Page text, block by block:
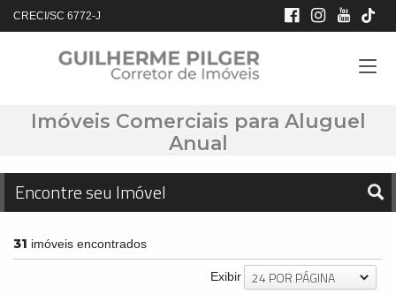
CRECI/SC 6772-J
Imóveis Comerciais para Aluguel
Anual
Encontre seu Imóvel
31 imóveis encontrados
Exibir 24 POR PÁGINA